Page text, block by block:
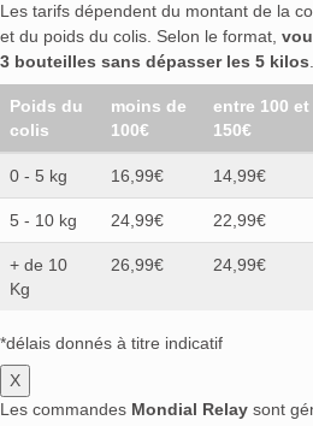
Les tarifs dépendent du montant de la
et du poids du colis. Selon le format,
3 bouteilles sans dépasser les 5 kilos.
Poids du
colis
moins de
100€
entre 100 et
150€
0 - 5 kg 16,99€ 14,99€
5 - 10 kg 24,99€ 22,99€
+ de 10
Kg
26,99€ 24,99€
*délais donnés à titre indicatif
X
Les commandes Mondial Relay sont